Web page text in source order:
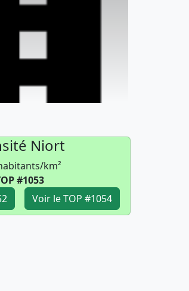
Niort
km²
#1053
Voir le TOP #1054